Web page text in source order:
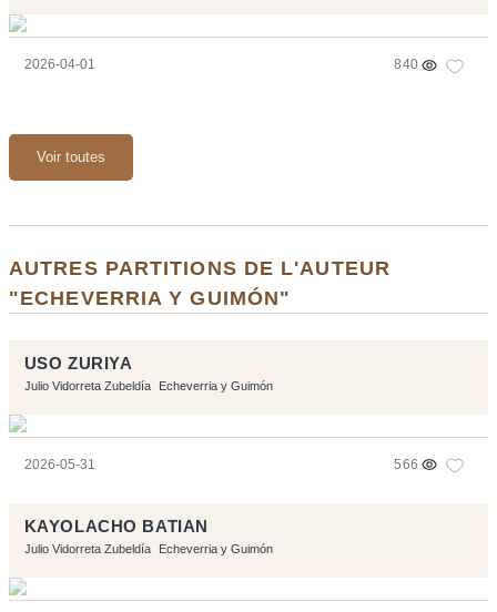
2026-04-01 840
Voir toutes
AUTRES PARTITIONS DE L'AUTEUR
"ECHEVERRIA Y GUIMÓN"
USO ZURIYA
Julio Vidorreta Zubeldía Echeverria y Guimón
2026-05-31 566
KAYOLACHO BATIAN
Julio Vidorreta Zubeldía Echeverria y Guimón